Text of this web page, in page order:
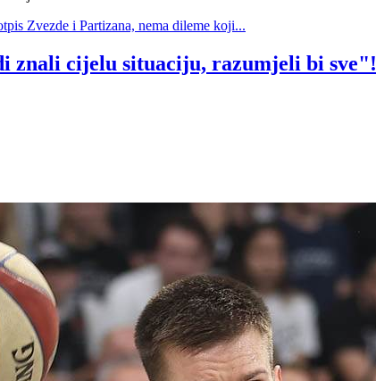
Zvezde i Partizana, nema dileme koji...
znali cijelu situaciju, razumjeli bi sve"!